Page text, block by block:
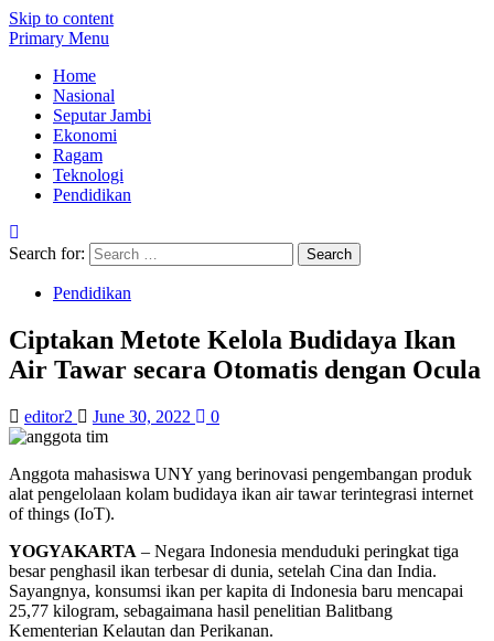
Skip to content
Primary Menu
Home
Nasional
Seputar Jambi
Ekonomi
Ragam
Teknologi
Pendidikan
Search for:
Pendidikan
Ciptakan Metote Kelola Budidaya Ikan
Air Tawar secara Otomatis dengan Ocula
editor2 June 30, 2022 0
Anggota mahasiswa UNY yang berinovasi pengembangan produk
alat pengelolaan kolam budidaya ikan air tawar terintegrasi internet
of things (IoT).
YOGYAKARTA – Negara Indonesia menduduki peringkat tiga
besar penghasil ikan terbesar di dunia, setelah Cina dan India.
Sayangnya, konsumsi ikan per kapita di Indonesia baru mencapai
25,77 kilogram, sebagaimana hasil penelitian Balitbang
Kementerian Kelautan dan Perikanan.